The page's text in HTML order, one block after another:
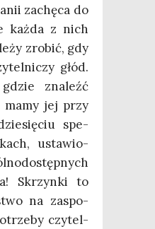
zachę­ca do
każ­da z nich
zro­bić, gdy
głód.
zna­leźć
mamy jej przy
spe­
usta­wio­
Skrzyn­ki to
na zaspo­
czy­tel­